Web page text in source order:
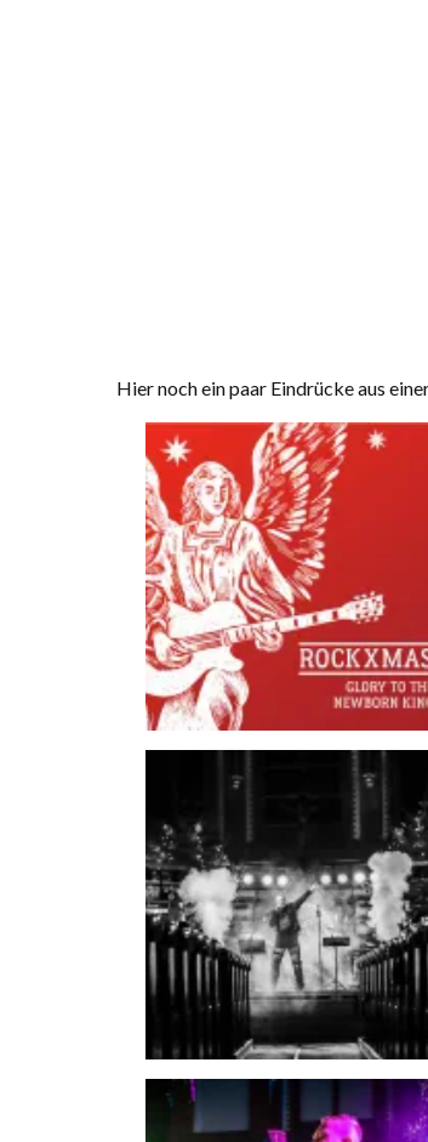
Hier noch ein paar Eindrücke aus